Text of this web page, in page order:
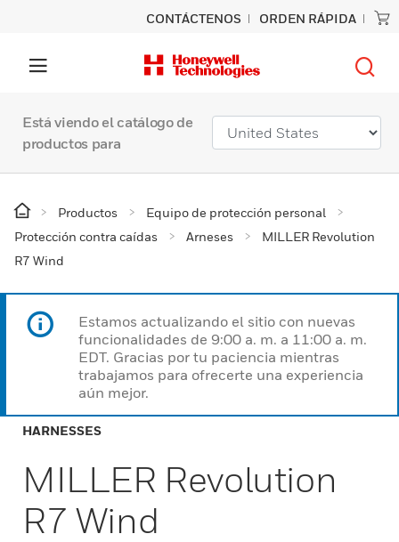
CONTÁCTENOS ORDEN RÁPIDA
Está viendo el catálogo de
productos para
Productos
Equipo de protección personal
Protección contra caídas
Arneses
MILLER Revolution
R7 Wind
Estamos actualizando el sitio con nuevas
funcionalidades de 9:00 a. m. a 11:00 a. m.
EDT. Gracias por tu paciencia mientras
trabajamos para ofrecerte una experiencia
aún mejor.
HARNESSES
MILLER Revolution
R7 Wind